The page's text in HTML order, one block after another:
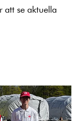
att se aktuella